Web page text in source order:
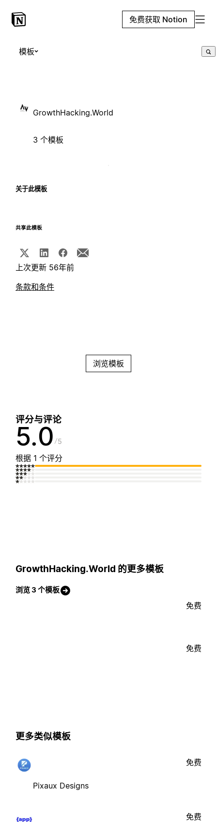
免费获取 Notion
模板
GrowthHacking.World
3 个模板
关于此模板
共享此模板
上次更新 56年前
条款和条件
浏览模板
评分与评论
5.0 5
根据 1 个评分
GrowthHacking.World 的更多模板
浏览 3 个模板
免费
免费
更多类似模板
Pixaux Designs
免费
免费